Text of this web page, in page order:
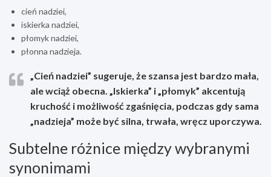
cień nadziei,
iskierka nadziei,
płomyk nadziei,
płonna nadzieja.
„Cień nadziei” sugeruje, że szansa jest bardzo mała,
ale wciąż obecna. „Iskierka” i „płomyk” akcentują
kruchość i możliwość zgaśnięcia, podczas gdy sama
„nadzieja” może być silna, trwała, wręcz uporczywa.
Subtelne różnice między wybranymi
synonimami